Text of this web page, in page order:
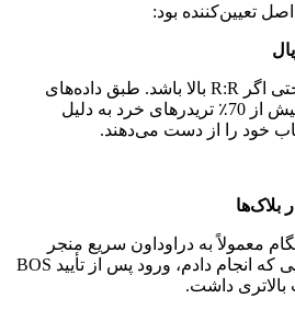
تعیین‌کننده بود:
ریسک هر معامله زیر 1٪، حتی اگر R:R بالا باشد. طبق داده‌های
، بیش از 70٪ تریدرهای خرد به دلیل
خود را از دست می‌دهند.
معمولاً به دراوداون سریع منجر
می‌شود. بر اساس تست‌هایی که انجام دادم، ورود پس از تأیید BOS
بالاتری داشت.